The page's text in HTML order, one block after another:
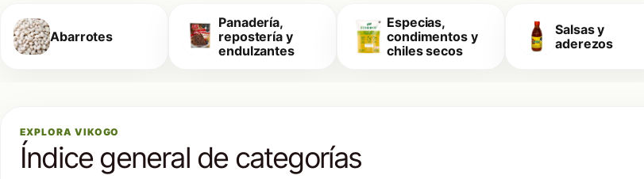
Abarrotes
Panadería,
repostería y
endulzantes
Especias,
condimentos y
chiles secos
Salsas y
aderezos
EXPLORA VIKOGO
Índice general de categorías